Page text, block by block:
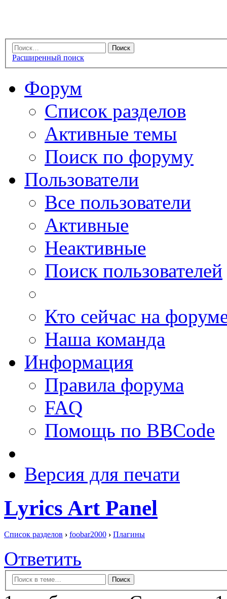
Расширенный поиск
Форум
Список разделов
Активные темы
Поиск по форуму
Пользователи
Все пользователи
Активные
Неактивные
Поиск пользователей
Кто сейчас на
Наша команда
Информация
Правила форума
FAQ
Помощь по BBCode
Версия для печати
Lyrics Art Panel
Список разделов › foobar2000 › Плагины
Ответить